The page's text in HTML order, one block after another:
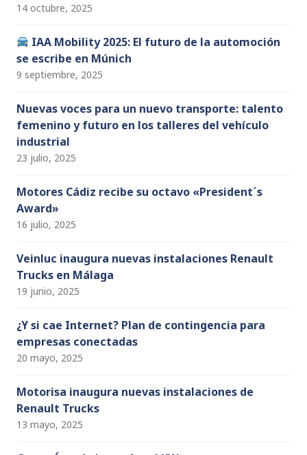
14 octubre, 2025
IAA Mobility 2025: El futuro de la automoción
se escribe en Múnich
9 septiembre, 2025
Nuevas voces para un nuevo transporte: talento
femenino y futuro en los talleres del vehículo
industrial
23 julio, 2025
Motores Cádiz recibe su octavo «President´s
Award»
16 julio, 2025
Veinluc inaugura nuevas instalaciones Renault
Trucks en Málaga
19 junio, 2025
¿Y si cae Internet? Plan de contingencia para
empresas conectadas
20 mayo, 2025
Motorisa inaugura nuevas instalaciones de
Renault Trucks
13 mayo, 2025